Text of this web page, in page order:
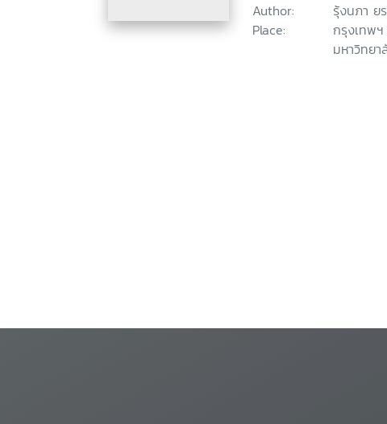
Author:
รุ้งนภา ย
Place:
กรุงเทพ
มหาวิทยา